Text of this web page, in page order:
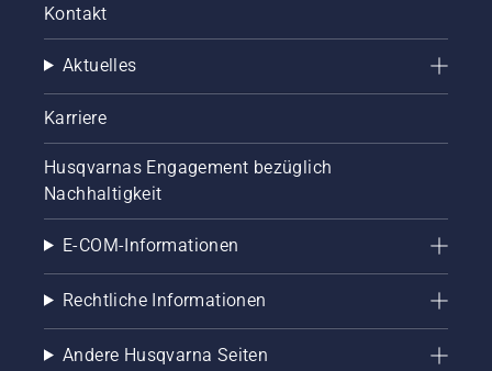
Kontakt
Aktuelles
Karriere
Husqvarnas Engagement bezüglich
Nachhaltigkeit
E-COM-Informationen
Rechtliche Informationen
Andere Husqvarna Seiten